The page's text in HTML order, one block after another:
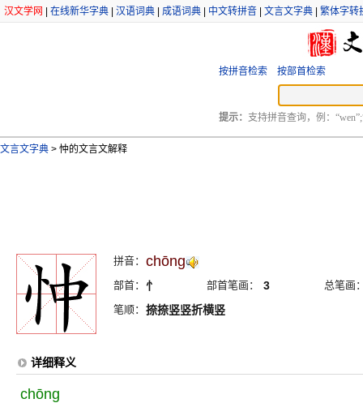
汉文学网 在线新华字典 汉语词典 成语词典 中文转拼音 文言文字典 繁体字转
按拼音检索 按部首检索
提示： 支持拼音查询，例：
文言文字典 > 忡的文言文解释
拼音： chōng
部首： 忄 部首笔画： 3
总笔画
笔顺： 捺捺竖竖折横竖
详细释义
chōng